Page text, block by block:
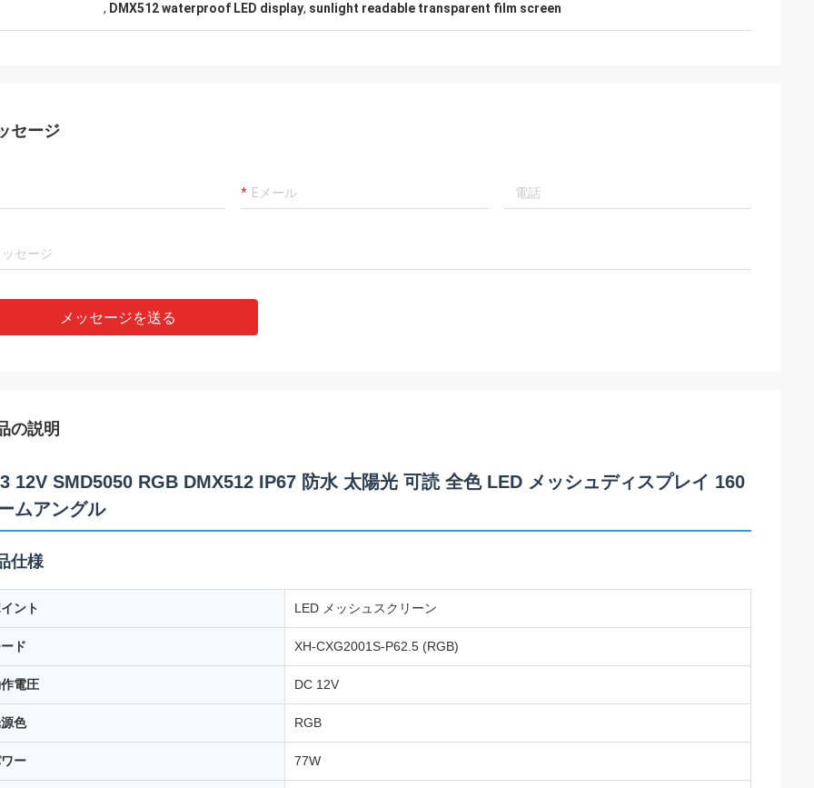
, DMX512 waterproof LED display, sunlight readable transparent film screen
セージ
メッセージを送る
の説明
12V SMD5050 RGB DMX512 IP67 防水 太陽光 可読 全色 LED メッシュディスプレイ 160
ムアングル
仕様
ント LED メッシュスクリーン
ド XH-CXG2001S-P62.5 (RGB)
電圧 DC 12V
色 RGB
ー 77W